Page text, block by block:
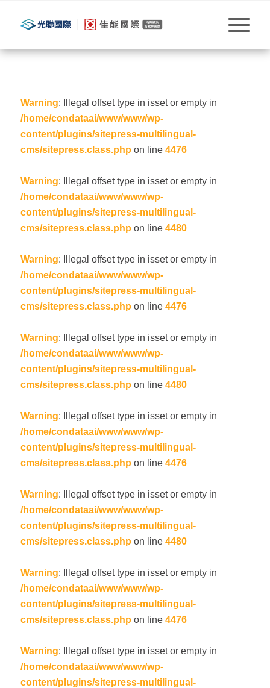
Warning: Illegal offset type in isset or empty in
/home/condataai/www/www/wp-
content/plugins/sitepress-multilingual-
cms/sitepress.class.php on line 4476
Warning: Illegal offset type in isset or empty in
/home/condataai/www/www/wp-
content/plugins/sitepress-multilingual-
cms/sitepress.class.php on line 4480
Warning: Illegal offset type in isset or empty in
/home/condataai/www/www/wp-
content/plugins/sitepress-multilingual-
cms/sitepress.class.php on line 4476
Warning: Illegal offset type in isset or empty in
/home/condataai/www/www/wp-
content/plugins/sitepress-multilingual-
cms/sitepress.class.php on line 4480
Warning: Illegal offset type in isset or empty in
/home/condataai/www/www/wp-
content/plugins/sitepress-multilingual-
cms/sitepress.class.php on line 4476
Warning: Illegal offset type in isset or empty in
/home/condataai/www/www/wp-
content/plugins/sitepress-multilingual-
cms/sitepress.class.php on line 4480
Warning: Illegal offset type in isset or empty in
/home/condataai/www/www/wp-
content/plugins/sitepress-multilingual-
cms/sitepress.class.php on line 4476
Warning: Illegal offset type in isset or empty in
/home/condataai/www/www/wp-
content/plugins/sitepress-multilingual-